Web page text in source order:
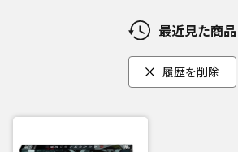
最近見た商品
履歴を削除